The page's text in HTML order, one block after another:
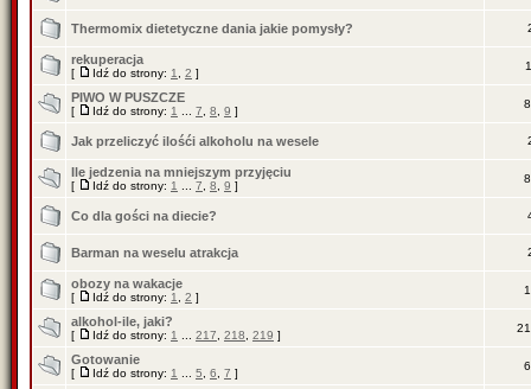
Thermomix dietetyczne dania jakie pomysły?
rekuperacja
[ Idź do strony: 1 2 ]
PIWO W PUSZCZE
[ Idź do strony: 1 7 8 9 ]
Jak przeliczyć ilośći alkoholu na wesele
Ile jedzenia na mniejszym przyjęciu
[ Idź do strony: 1 7 8 9 ]
Co dla gości na diecie?
Barman na weselu atrakcja
obozy na wakacje
[ Idź do strony: 1 2 ]
alkohol-ile, jaki?
[ Idź do strony: 1 217 218 219 ]
Gotowanie
[ Idź do strony: 1 5 6 7 ]